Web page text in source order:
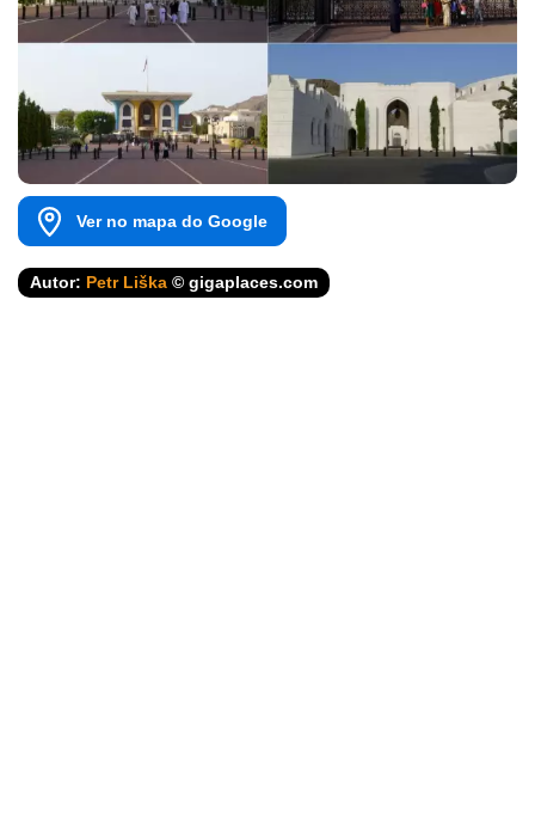
Ver no mapa do Google
Autor: Petr Liška © gigaplaces.com